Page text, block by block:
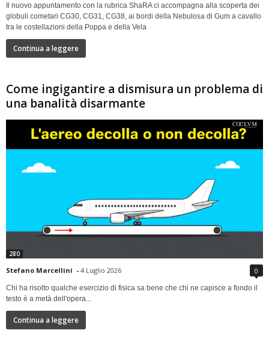
Il nuovo appuntamento con la rubrica ShaRA ci accompagna alla scoperta dei
globuli cometari CG30, CG31, CG38, ai bordi della Nebulosa di Gum a cavallo
tra le costellazioni della Poppa e della Vela
Continua a leggere
Come ingigantire a dismisura un problema di
una banalità disarmante
280
Stefano Marcellini - 4 Luglio 2026 0
Chi ha risolto qualche esercizio di fisica sa bene che chi ne capisce a fondo il
testo è a metà dell'opera...
Continua a leggere